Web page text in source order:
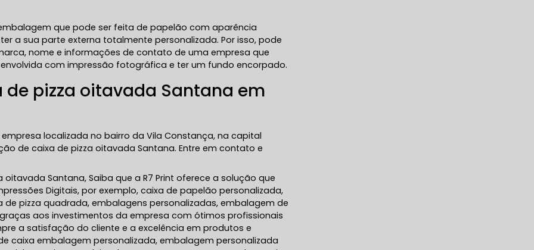
que pode ser feita de papelão com aparência
a sua parte externa totalmente personalizada. Por isso, pode
nome e informações de contato de uma empresa que
com impressão fotográfica e ter um fundo encorpado.
pizza oitavada Santana em
localizada no bairro da Vila Constança, na capital
de caixa de pizza oitavada Santana. Entre em contato e
Santana, Saiba que a R7 Print oferece a solução que
Digitais, por exemplo, caixa de papelão personalizada,
de pizza quadrada, embalagens personalizadas, embalagem de
aos investimentos da empresa com ótimos profissionais
a satisfação do cliente e a excelência em produtos e
caixa embalagem personalizada, embalagem personalizada